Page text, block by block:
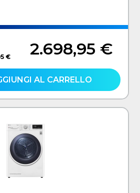
€ 2.698,95 €
AL CARRELLO